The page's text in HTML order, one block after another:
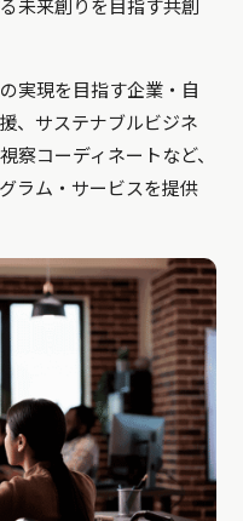
未来創りを目指す共創
実現を目指す企業・自
、サステナブルビジネ
察コーディネートなど、
ラム・サービスを提供